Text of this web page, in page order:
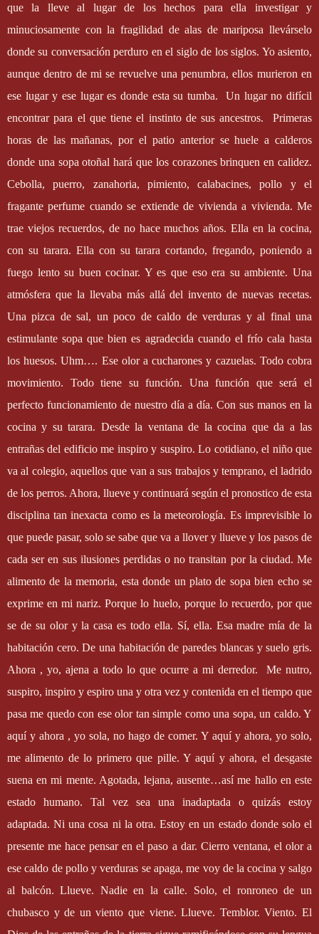
que la lleve al lugar de los hechos para ella investigar y
minuciosamente con la fragilidad de alas de mariposa llevárselo
donde su conversación perduro en el siglo de los siglos. Yo asiento,
aunque dentro de mi se revuelve una penumbra, ellos murieron en
ese lugar y ese lugar es donde esta su tumba.
Un lugar no difícil
encontrar para el que tiene el instinto de sus ancestros.
Primeras
horas de las mañanas, por el patio anterior se huele a calderos
donde una sopa otoñal hará que los corazones brinquen en calidez.
Cebolla, puerro, zanahoria, pimiento, calabacines, pollo y el
fragante perfume cuando se extiende de vivienda a vivienda. Me
trae viejos recuerdos, de no hace muchos años. Ella en la cocina,
con su tarara. Ella con su tarara cortando, fregando, poniendo a
fuego lento su buen cocinar. Y es que eso era su ambiente. Una
atmósfera que la llevaba más allá del invento de nuevas recetas.
Una pizca de sal, un poco de caldo de verduras y al final una
estimulante sopa que bien es agradecida cuando el frío cala hasta
los huesos. Uhm…. Ese olor a cucharones y cazuelas. Todo cobra
movimiento. Todo tiene su función. Una función que será el
perfecto funcionamiento de nuestro día a día. Con sus manos en la
cocina y su tarara. Desde la ventana de la cocina que da a las
entrañas del edificio me inspiro y suspiro. Lo cotidiano, el niño que
va al colegio, aquellos que van a sus trabajos y temprano, el ladrido
de los perros. Ahora, llueve y continuará según el pronostico de esta
disciplina tan inexacta como es la meteorología. Es imprevisible lo
que puede pasar, solo se sabe que va a llover y llueve y los pasos de
cada ser en sus ilusiones perdidas o no transitan por la ciudad. Me
alimento de la memoria, esta donde un plato de sopa bien echo se
exprime en mi nariz. Porque lo huelo, porque lo recuerdo, por que
se de su olor y la casa es todo ella. Sí, ella. Esa madre mía de la
habitación cero. De una habitación de paredes blancas y suelo gris.
Ahora , yo, ajena a todo lo que ocurre a mi derredor.
Me nutro,
suspiro, inspiro y espiro una y otra vez y contenida en el tiempo que
pasa me quedo con ese olor tan simple como una sopa, un caldo. Y
aquí y ahora , yo sola, no hago de comer. Y aquí y ahora, yo solo,
me alimento de lo primero que pille. Y aquí y ahora, el desgaste
suena en mi mente. Agotada, lejana, ausente…así me hallo en este
estado humano. Tal vez sea una inadaptada o quizás estoy
adaptada. Ni una cosa ni la otra. Estoy en un estado donde solo el
presente me hace pensar en el paso a dar. Cierro ventana, el olor a
ese caldo de pollo y verduras se apaga, me voy de la cocina y salgo
al balcón. Llueve. Nadie en la calle. Solo, el ronroneo de un
chubasco y de un viento que viene. Llueve. Temblor. Viento. El